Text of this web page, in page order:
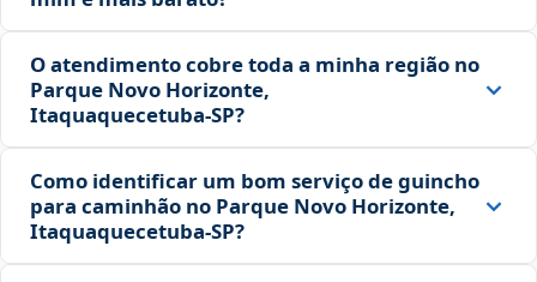
O atendimento cobre toda a minha região no
Parque Novo Horizonte,
Itaquaquecetuba‑SP?
Como identificar um bom serviço de guincho
para caminhão no Parque Novo Horizonte,
Itaquaquecetuba‑SP?